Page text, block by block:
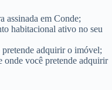
assinada em Conde;
habitacional ativo no seu
adquirir o imóvel;
onde você pretende adquirir